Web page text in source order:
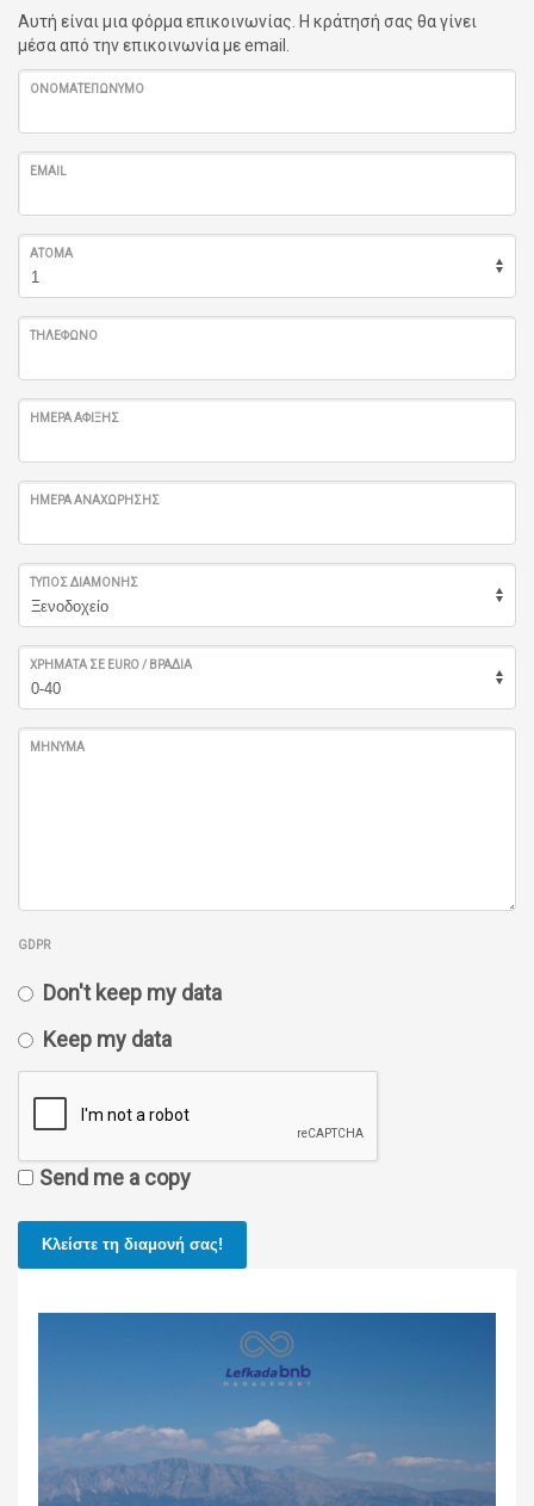
Αυτή είναι μια φόρμα επικοινωνίας. Η κράτησή σας θα γίνει
μέσα από την επικοινωνία με email.
ΟΝΟΜΑΤΕΠΏΝΥΜΟ
EMAIL
ΆΤΟΜΑ
ΤΗΛΈΦΩΝΟ
ΗΜΈΡΑ ΆΦΙΞΗΣ
ΗΜΈΡΑ ΑΝΑΧΏΡΗΣΗΣ
ΤΎΠΟΣ ΔΙΑΜΟΝΉΣ
ΧΡΉΜΑΤΑ ΣΕ EURO / ΒΡΑΔΙΆ
ΜΉΝΥΜΑ
GDPR
Don't keep my data
Keep my data
Send me a copy
Κλείστε τη διαμονή σας!